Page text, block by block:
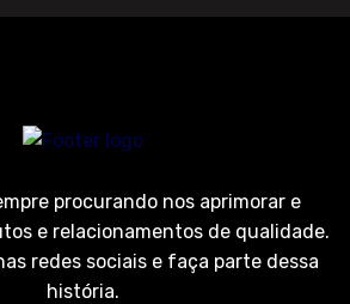
procurando nos aprimorar e
e relacionamentos de qualidade.
redes sociais e faça parte dessa
história.